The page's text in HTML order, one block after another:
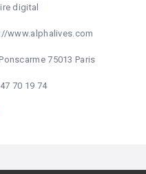
digital
www.alphalives.com
75013 Paris
70 19 74